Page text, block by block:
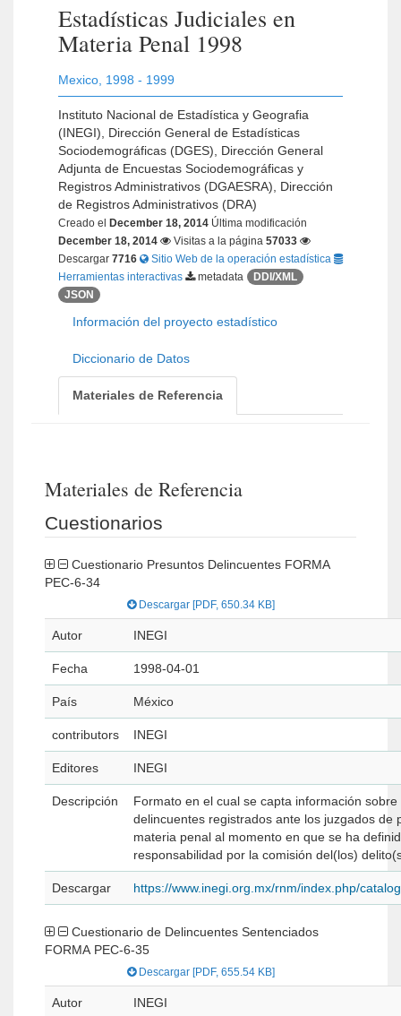
Estadísticas Judiciales en
Materia Penal 1998
Mexico 1998 - 1999
Instituto Nacional de Estadística y Geografia
(INEGI), Dirección General de Estadísticas
Sociodemográficas (DGES), Dirección General
Adjunta de Encuestas Sociodemográficas y
Registros Administrativos (DGAESRA), Dirección
de Registros Administrativos (DRA)
Creado el December 18, 2014 Última modificación
December 18, 2014
Visitas a la página 57033
Descargar 7716
Sitio Web de la operación estadística
Herramientas interactivas
metadata
DDI/XML
JSON
Información del proyecto estadístico
Diccionario de Datos
Materiales de Referencia
Materiales de Referencia
Cuestionarios
PEC-6-34
Descargar [PDF, 650.34 KB]
Autor INEGI
Fecha 1998-04-01
País México
contributors INEGI
Editores INEGI
Descripción
Formato en el cual se capta información
delincuentes registrados ante los juzgados de
materia penal al momento en que se ha
responsabilidad por la comisión del(los)
Descargar https://www.inegi.org.mx/rnm/index.php/
FORMA PEC-6-35
Descargar [PDF, 655.54 KB]
Autor INEGI